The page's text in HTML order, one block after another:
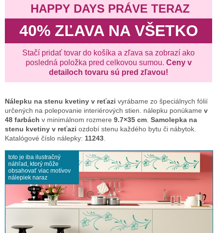
HAPPY DAYS PRÁVE TERAZ
40% ZĽAVA NA VŠETKO
Stačí pridať tovar do košíka a zľava sa zobrazí ako
posledná položka pred celkovou sumou. Ceny v
detailoch tovaru sú pred zľavou!
Nálepku na stenu kvetiny v reťazi vyrábame zo špeciálnych fólií
určených na polepovanie interiérových stien. nálepku ponúkame v
48 farbách v minimálnom rozmere 9.7×35 cm Samolepka na
stenu kvetiny v reťazi ozdobí stenu každého bytu či nábytok.
Katalógové číslo nálepky: 11243
toto je iba ilustračný
náhľad, ktorý môže
obsahovať viac motívov
nálepiek naraz